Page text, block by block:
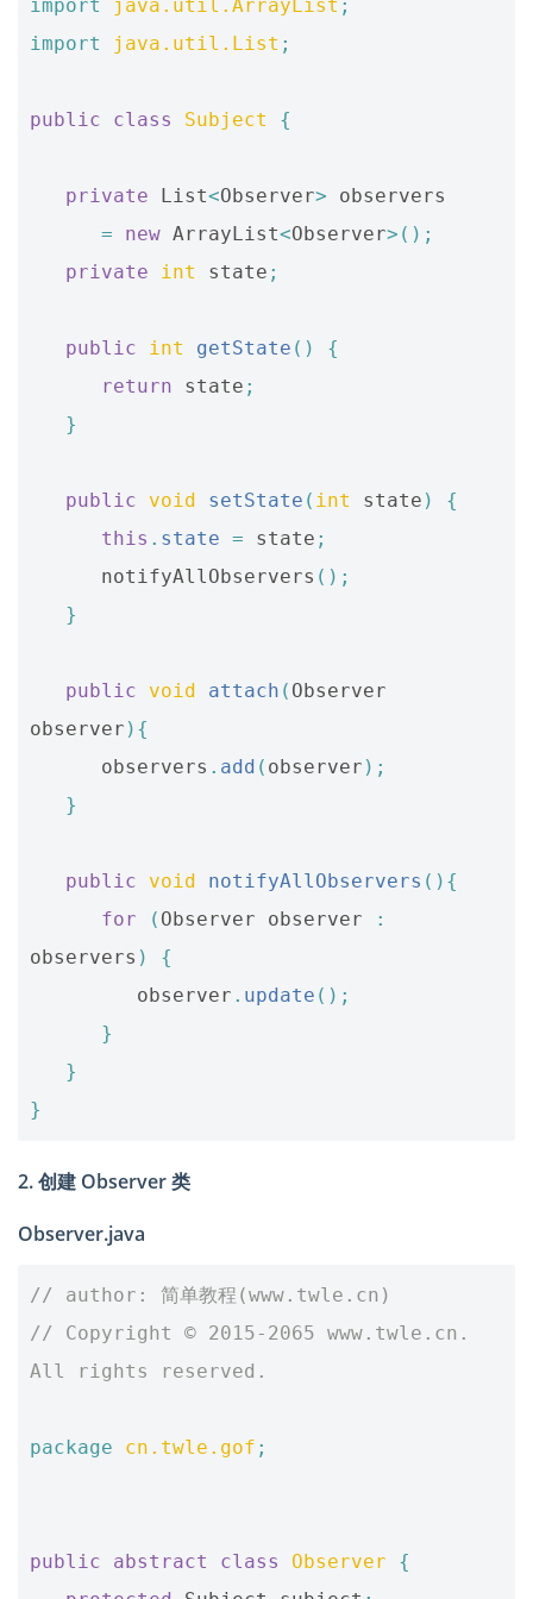
import java.util.ArrayList ;
import
java.util.List ;
public class Subject {
private List<Observer>
observers
=
new ArrayList<Observer>();
private
int state ;
public int getState ()
{
return
state ;
}
public void setState ( int state )
{
this . state = state ;
notifyAllObservers ();
}
public void attach ( Observer
observer ){
observers . add ( observer );
}
public void notifyAllObservers (){
for
( Observer observer
:
observers )
{
observer . update ();
}
}
}
2. 创建 Observer 类
Observer.java
// author: 简单教程(www.twle.cn)
// Copyright © 2015-2065 www.twle.cn.
All rights reserved.
package cn.twle.gof ;
public abstract class Observer
{